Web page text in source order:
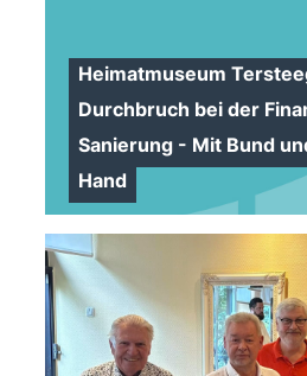
Heimatmuseum
Durchbruch bei der
Sanierung - Mit Bund
Hand